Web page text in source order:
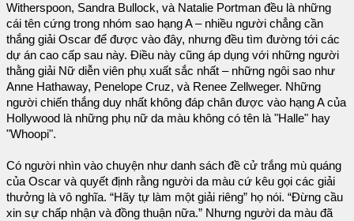
Witherspoon, Sandra Bullock, và Natalie Portman đều là những
cái tên cứng trong nhóm sao hạng A – nhiều người chẳng cần
thắng giải Oscar để được vào đây, nhưng đều tìm đường tới các
dự án cao cấp sau này. Điều này cũng áp dụng với những người
thằng giải Nữ diễn viên phụ xuất sắc nhất – những ngôi sao như
Anne Hathaway, Penelope Cruz, và Renee Zellweger. Những
người chiến thắng duy nhất không đáp chân được vào hạng A của
Hollywood là những phụ nữ da màu không có tên là "Halle" hay
"Whoopi".
Có người nhìn vào chuyện như danh sách đề cử trắng mù quáng
của Oscar và quyết định rằng người da màu cứ kêu gọi các giải
thưởng là vô nghĩa. “Hãy tự làm một giải riêng” họ nói. “Đừng cầu
xin sự chấp nhận và đồng thuận nữa.” Nhưng người da màu đã